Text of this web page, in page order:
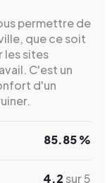
permettre de
que ce soit
les sites
C'est un
d'un
85.85 %
4.2 sur 5